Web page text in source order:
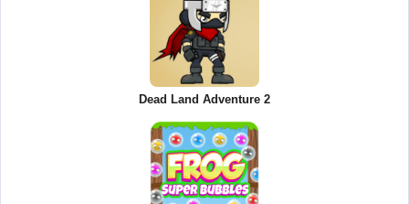
Dead Land Adventure 2